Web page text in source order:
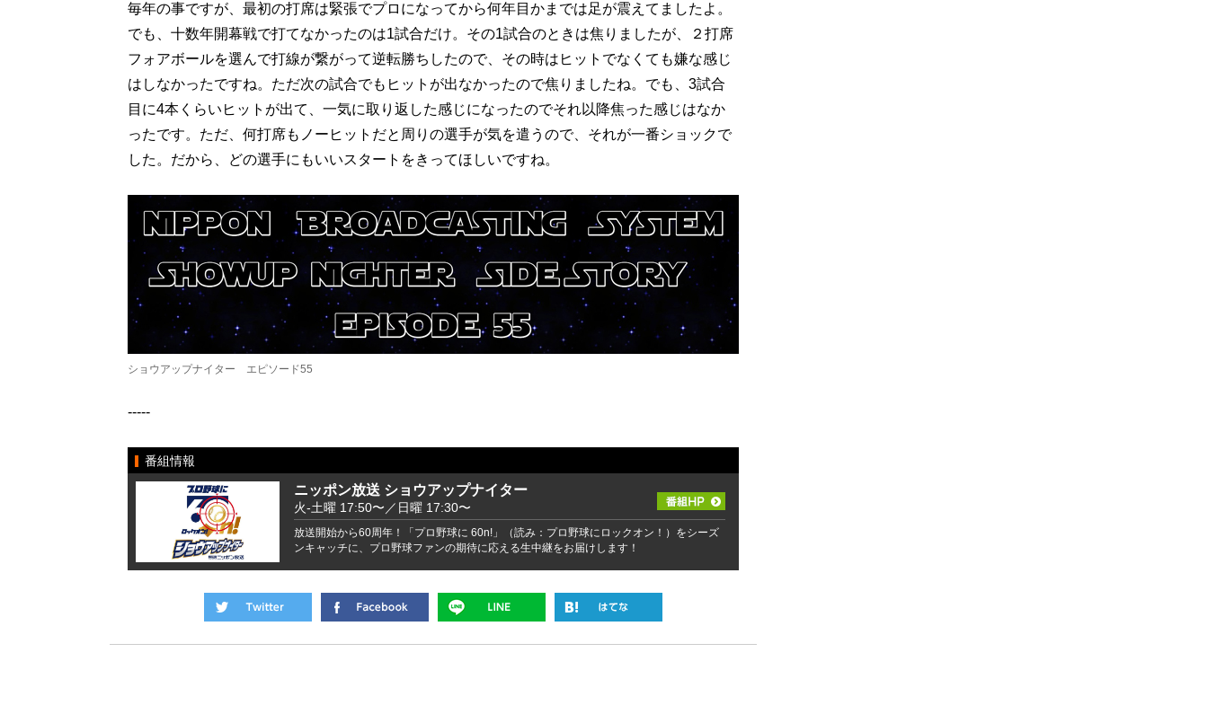
毎年の事ですが、最初の打席は緊張でプロになってから何年目かまでは足が震えてましたよ。
でも、十数年開幕戦で打てなかったのは1試合だけ。その1試合のときは焦りましたが、２打席
フォアボールを選んで打線が繋がって逆転勝ちしたので、その時はヒットでなくても嫌な感じ
はしなかったですね。ただ次の試合でもヒットが出なかったので焦りましたね。でも、3試合
目に4本くらいヒットが出て、一気に取り返した感じになったのでそれ以降焦った感じはなか
ったです。ただ、何打席もノーヒットだと周りの選手が気を遣うので、それが一番ショックで
した。だから、どの選手にもいいスタートをきってほしいですね。
ショウアップナイター エピソード55
-----
番組情報
ニッポン放送 ショウアップナイター
火-土曜 17:50〜／日曜 17:30〜
放送開始から60周年！「プロ野球に 60n!」（読み：プロ野球にロックオン！）をシーズ
ンキャッチに、プロ野球ファンの期待に応える生中継をお届けします！